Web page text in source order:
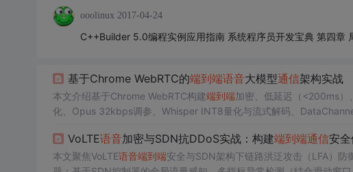
ooolinux 2017-04-24
C++Builder 5.0编程实例应用指南 系统程序员开发宝典 第四章
基于Chrome WebRTC的端到端语音大模型通信架构实战
本文介绍基于Chrome WebRTC构建端到端加密、低延迟（<200ms）
化、Opus 32kbps调参、Whisper INT8量化与流式解码、
VoLTE语音加密与SDN抗DDoS实战：构建端到端通信安
本文聚焦VoLTE语音端到端安全与SDN架构下链路洪泛攻击（LFA）